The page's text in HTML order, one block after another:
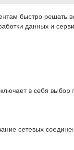
быстро решать
данных и
в себя
сетевых